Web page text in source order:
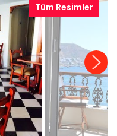
Tüm Resimler